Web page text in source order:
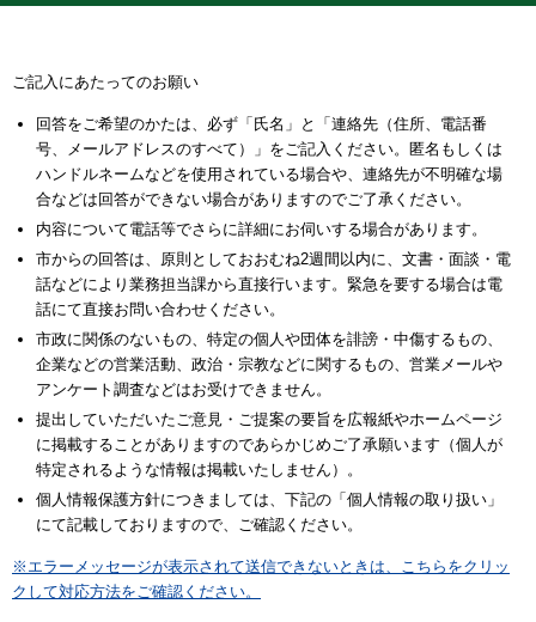
ご記入にあたってのお願い
回答をご希望のかたは、必ず「氏名」と「連絡先（住所、電話番
号、メールアドレスのすべて）」をご記入ください。匿名もしくは
ハンドルネームなどを使用されている場合や、連絡先が不明確な場
合などは回答ができない場合がありますのでご了承ください。
内容について電話等でさらに詳細にお伺いする場合があります。
市からの回答は、原則としておおむね2週間以内に、文書・面談・電
話などにより業務担当課から直接行います。緊急を要する場合は電
話にて直接お問い合わせください。
市政に関係のないもの、特定の個人や団体を誹謗・中傷するもの、
企業などの営業活動、政治・宗教などに関するもの、営業メールや
アンケート調査などはお受けできません。
提出していただいたご意見・ご提案の要旨を広報紙やホームページ
に掲載することがありますのであらかじめご了承願います（個人が
特定されるような情報は掲載いたしません）。
個人情報保護方針につきましては、下記の「個人情報の取り扱い」
にて記載しておりますので、ご確認ください。
※エラーメッセージが表示されて送信できないときは、こちらをクリッ
クして対応方法をご確認ください。